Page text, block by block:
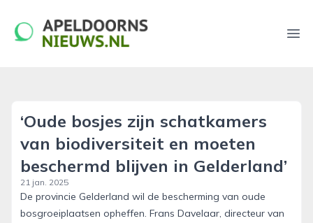
apeldoornsnieuws.nl
‘Oude bosjes zijn schatkamers
van biodiversiteit en moeten
beschermd blijven in Gelderland’
21 jan. 2025
De provincie Gelderland wil de bescherming van oude
bosgroeiplaatsen opheffen. Frans Davelaar, directeur van